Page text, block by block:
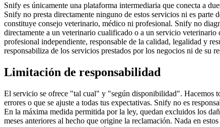
Snify es únicamente una plataforma intermediaria que conecta a
Snify no presta directamente ninguno de estos servicios ni es
constituye consejo veterinario, médico ni profesional. Snify no
directamente a un veterinario cualificado o a un servicio veterinario
profesional independiente, responsable de la calidad, legalidad y
responsabiliza de los servicios prestados por los negocios ni de su
Limitación de responsabilidad
El servicio se ofrece "tal cual" y "según disponibilidad". Hacemos
errores o que se ajuste a todas tus expectativas. Snify no es
En la máxima medida permitida por la ley, quedan excluidos los
meses anteriores al hecho que origine la reclamación. Nada en